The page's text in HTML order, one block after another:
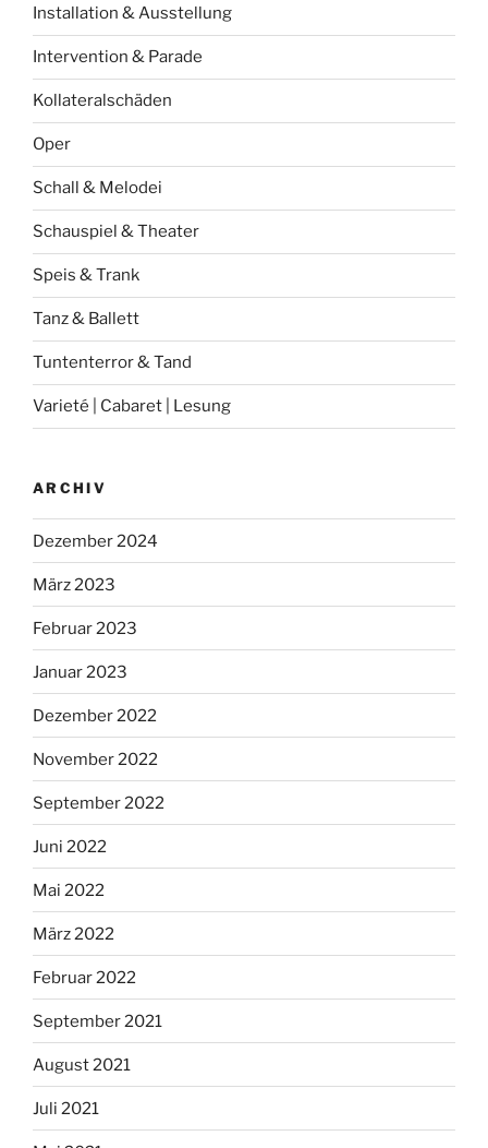
Installation & Ausstellung
Intervention & Parade
Kollateralschäden
Oper
Schall & Melodei
Schauspiel & Theater
Speis & Trank
Tanz & Ballett
Tuntenterror & Tand
Varieté | Cabaret | Lesung
ARCHIV
Dezember 2024
März 2023
Februar 2023
Januar 2023
Dezember 2022
November 2022
September 2022
Juni 2022
Mai 2022
März 2022
Februar 2022
September 2021
August 2021
Juli 2021